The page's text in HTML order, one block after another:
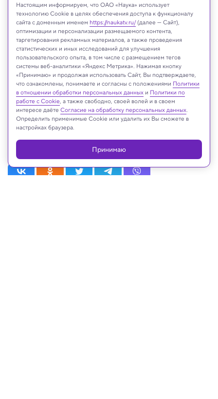
На сайте могут быть использованы материалы
интернет-ресурсов Facebook и Instagram,
владельцем которых является компания Meta
Platforms Inc., запрещённая на территории
Российской Федерации
Принимаю
Настоящим информируем, что ОАО «Наука» использует
технологию Cookie в целях обеспечения доступа к функционалу
сайта с доменным именем https://naukatv.ru/(далее — Сайт),
оптимизации и персонализации размещаемого контента,
таргетирования рекламных материалов, а также проведения
статистических и иных исследований для улучшения
пользовательского опыта, в том числе с размещением тегов
системы веб-аналитики «Яндекс Метрика». Нажимая кнопку
«Принимаю» и продолжая использовать Сайт, Вы подтверждаете,
что ознакомлены, понимаете и согласны с положениями Политики
в отношении обработки персональных данных и Политики по
работе с Cookie, а также свободно, своей волей и в своем
интересе даёте Согласие на обработку персональных данных.
Определить применимые Cookie или удалить их Вы сможете в
настройках браузера.